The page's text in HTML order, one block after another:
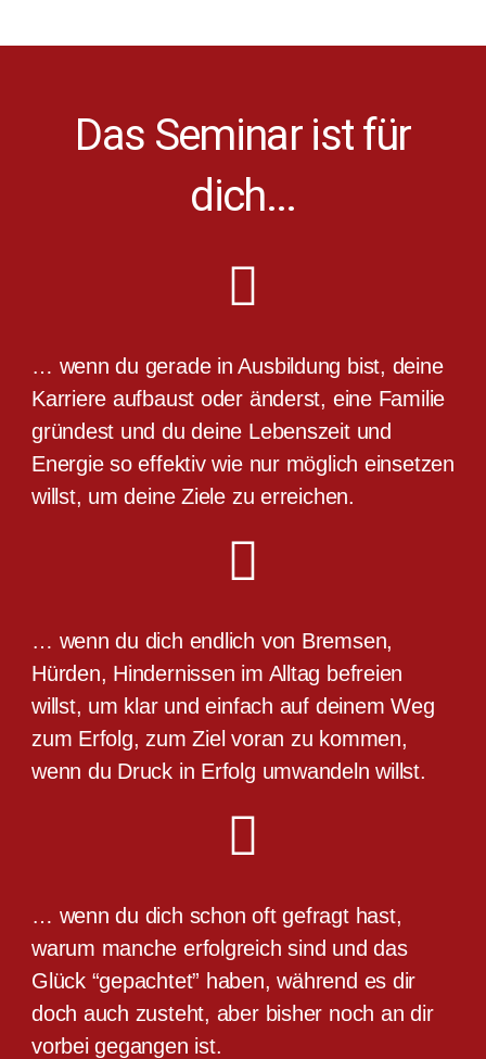
Das Seminar ist für
dich...
… wenn du gerade in Ausbildung bist, deine
Karriere aufbaust oder änderst, eine Familie
gründest und du deine Lebenszeit und
Energie so effektiv wie nur möglich einsetzen
willst, um deine Ziele zu erreichen.
… wenn du dich endlich von Bremsen,
Hürden, Hindernissen im Alltag befreien
willst, um klar und einfach auf deinem Weg
zum Erfolg, zum Ziel voran zu kommen,
wenn du Druck in Erfolg umwandeln willst.
… wenn du dich schon oft gefragt hast,
warum manche erfolgreich sind und das
Glück “gepachtet” haben, während es dir
doch auch zusteht, aber bisher noch an dir
vorbei gegangen ist.